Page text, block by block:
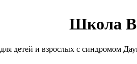
Школа
для детей и взрослых с синдромом